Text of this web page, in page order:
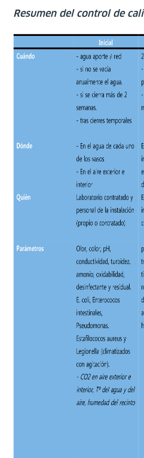
Resumen del control de